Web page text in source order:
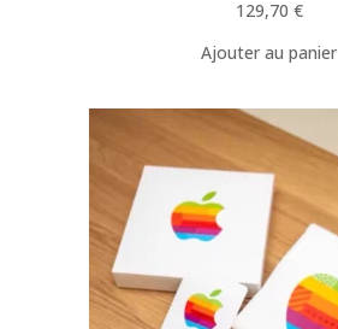
129,70 €
Ajouter au panier